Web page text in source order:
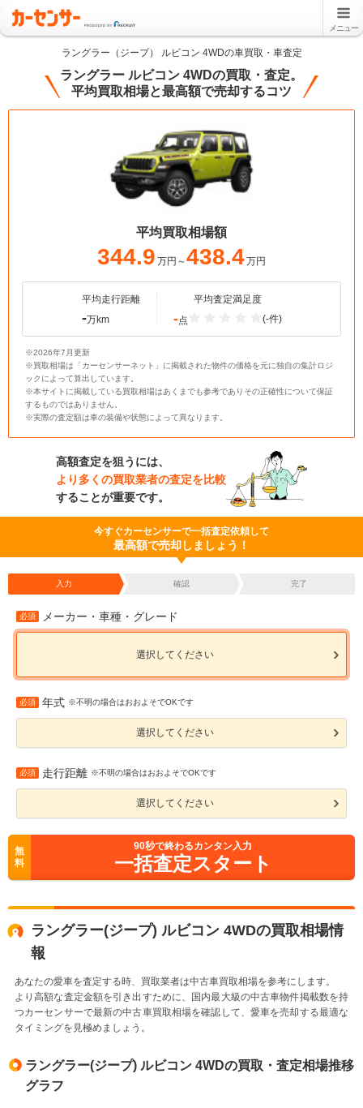
メニュー
ラングラー（ジープ） ルビコン 4WDの車買取・車査定
ラングラー ルビコン 4WDの買取・査定。
平均買取相場と最高額で売却するコツ
平均買取相場額
344.9 万円～438.4万円
平均走行距離
-万km
平均査定満足度
-点 (-件)
※2026年7月更新
※買取相場は「カーセンサーネット」に掲載された物件の価格を元に独自の集計ロジ
ックによって算出しています。
※本サイトに掲載している買取相場はあくまでも参考でありその正確性について保証
するものではありません。
※実際の査定額は車の装備や状態によって異なります。
高額査定を狙うには、
より多くの買取業者の査定を比較
することが重要です。
今すぐカーセンサーで一括査定依頼して
最高額で売却しましょう！
入力 確認 完了
必須 メーカー・車種・グレード
選択してください
必須 年式 ※不明の場合はおおよそでOKです
選択してください
必須 走行距離 ※不明の場合はおおよそでOKです
選択してください
無
料
90秒で終わるカンタン入力
一括査定スタート
ラングラー(ジープ) ルビコン 4WDの買取相場情
報
あなたの愛車を査定する時、買取業者は中古車買取相場を参考にします。
より高額な査定金額を引き出すために、国内最大級の中古車物件掲載数を持
つカーセンサーで最新の中古車買取相場を確認して、愛車を売却する最適な
タイミングを見極めましょう。
ラングラー(ジープ) ルビコン 4WDの買取・査定相場推移
グラフ